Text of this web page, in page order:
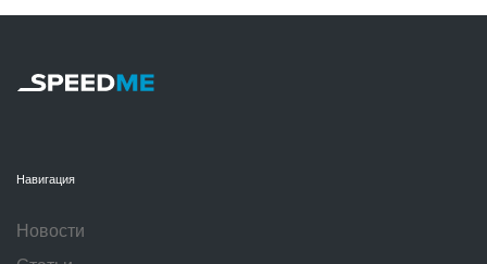
Навигация
Новости